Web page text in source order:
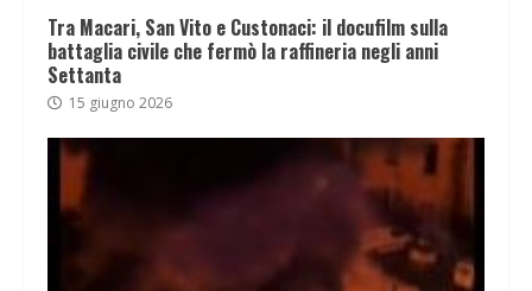
Tra Macari, San Vito e Custonaci: il docufilm sulla
battaglia civile che fermò la raffineria negli anni
Settanta
15 giugno 2026